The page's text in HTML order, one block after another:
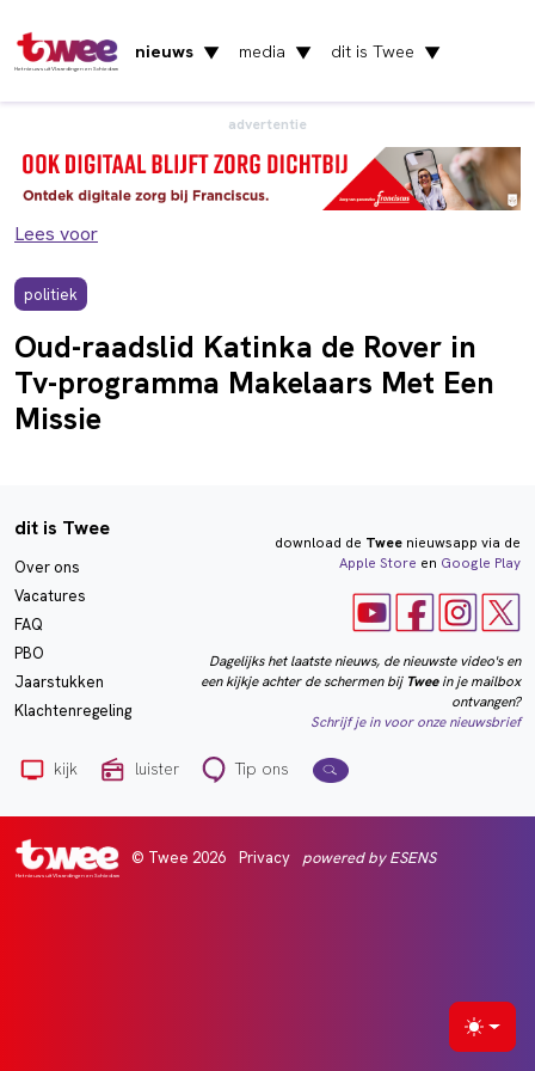
Het nieuws uit Vlaardingen en Schiedam
nieuws ▼ media ▼ dit is Twee ▼
advertentie
Lees voor
politiek
Oud-raadslid Katinka de Rover in
Tv-programma Makelaars Met Een
Missie
dit is Twee
Over ons
Vacatures
FAQ
PBO
Jaarstukken
Klachtenregeling
download de Tweenieuwsapp via de
Apple Store en Google Play
Dagelijks het laatste nieuws, de nieuwste video's en
een kijkje achter de schermen bij Tweein je mailbox
ontvangen?
Schrijf je in voor onze nieuwsbrief
kijk luister Tip ons
Het nieuws uit Vlaardingen en Schiedam
© Twee 2026 Privacy powered by ESENS